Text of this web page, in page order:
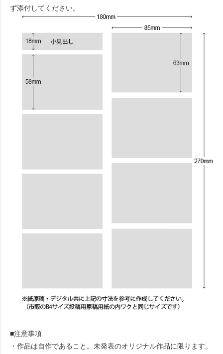
ず添付してください。
■注意事項
・作品は自作であること。未発表のオリジナル作品に限ります。